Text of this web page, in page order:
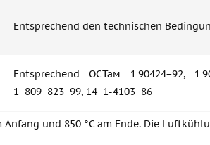
Entsprechend den technischen
Entsprechend ОСТам 1 90424−92, 1
1−809−823−99, 14−1-4103−86
Anfang und 850 °C am Ende. Die